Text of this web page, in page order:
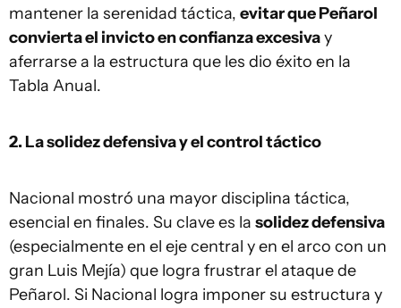
mantener la serenidad táctica, evitar que Peñarol
convierta el invicto en confianza excesivay
aferrarse a la estructura que les dio éxito en la
Tabla Anual.
2. La solidez defensiva y el control táctico
Nacional mostró una mayor disciplina táctica,
esencial en finales. Su clave es la solidez defensiva
(especialmente en el eje central y en el arco con un
gran Luis Mejía) que logra frustrar el ataque de
Peñarol. Si Nacional logra imponer su estructura y